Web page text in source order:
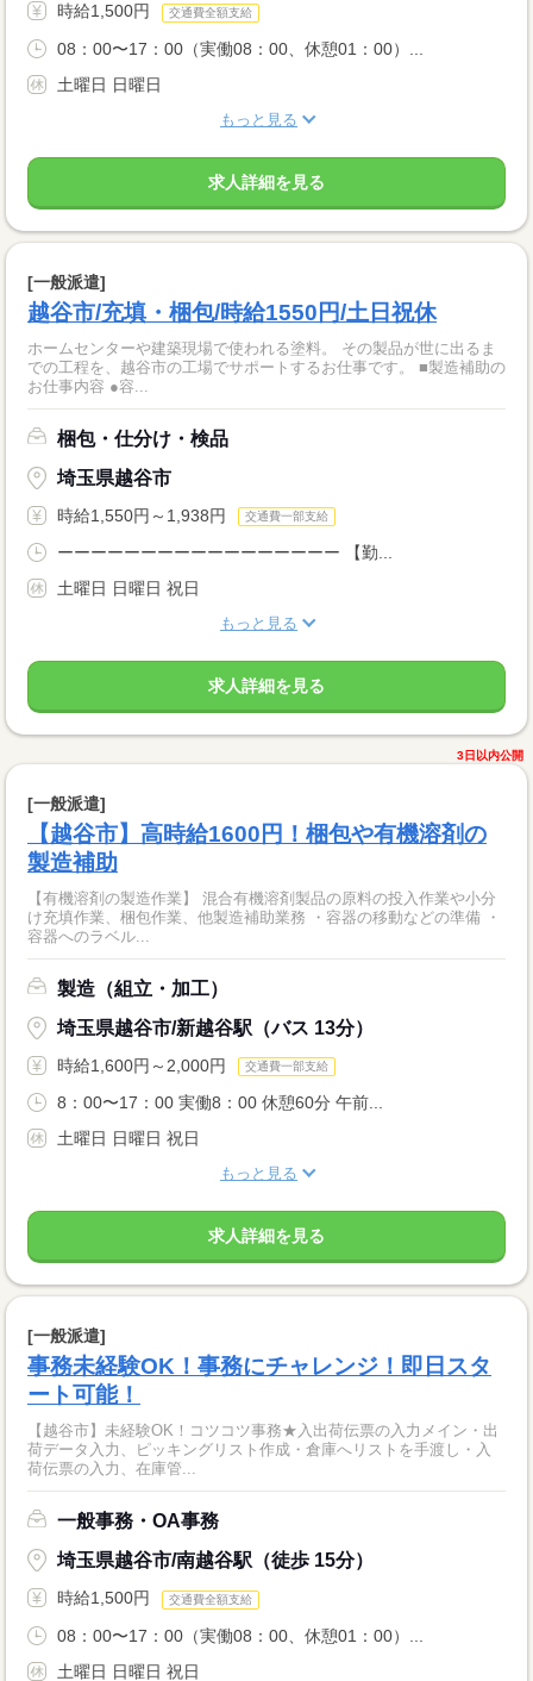
時給1,500円 交通費全額支給
08：00〜17：00（実働08：00、休憩01：00）...
土曜日 日曜日
もっと見る
求人詳細を見る
[一般派遣]
越谷市/充填・梱包/時給1550円/土日祝休
ホームセンターや建築現場で使われる塗料。 その製品が世に出るま
での工程を、越谷市の工場でサポートするお仕事です。 ■製造補助の
お仕事内容 ●容...
梱包・仕分け・検品
埼玉県越谷市
時給1,550円～1,938円 交通費一部支給
ーーーーーーーーーーーーーーーーー 【勤...
土曜日 日曜日 祝日
もっと見る
求人詳細を見る
3日以内公開
[一般派遣]
【越谷市】高時給1600円！梱包や有機溶剤の
製造補助
【有機溶剤の製造作業】 混合有機溶剤製品の原料の投入作業や小分
け充填作業、梱包作業、他製造補助業務 ・容器の移動などの準備 ・
容器へのラベル...
製造（組立・加工）
埼玉県越谷市/新越谷駅（バス 13分）
時給1,600円～2,000円 交通費一部支給
8：00〜17：00 実働8：00 休憩60分 午前...
土曜日 日曜日 祝日
もっと見る
求人詳細を見る
[一般派遣]
事務未経験OK！事務にチャレンジ！即日スタ
ート可能！
【越谷市】未経験OK！コツコツ事務★入出荷伝票の入力メイン・出
荷データ入力、ピッキングリスト作成・倉庫へリストを手渡し・入
荷伝票の入力、在庫管...
一般事務・OA事務
埼玉県越谷市/南越谷駅（徒歩 15分）
時給1,500円 交通費全額支給
08：00〜17：00（実働08：00、休憩01：00）...
土曜日 日曜日 祝日